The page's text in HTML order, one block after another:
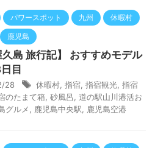
パワースポット 九州 休暇村
鹿児島
久島 旅行記】 おすすめモデル
目
28 休暇村 指宿 指宿観光 指宿
のたまて箱 砂風呂
道の駅山川港活お
グルメ 鹿児島中央駅 鹿児島空港